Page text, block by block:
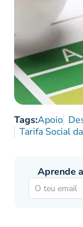
Tags:Apoio
Tarifa Social
Aprende